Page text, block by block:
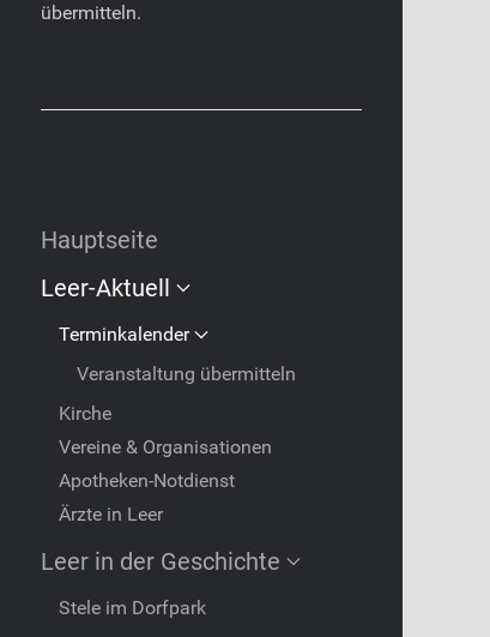
übermitteln.
Hauptseite
Leer-Aktuell
Terminkalender
Veranstaltung übermitteln
Kirche
Vereine & Organisationen
Apotheken-Notdienst
Ärzte in Leer
Leer in der Geschichte
Stele im Dorfpark